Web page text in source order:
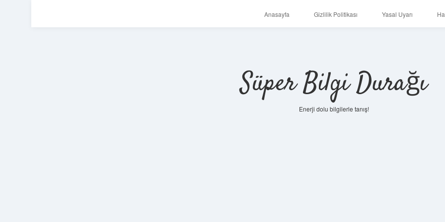
Anasayfa Gizlilik Politikası Yasal Uyarı
Süper Bilgi Durağı
Enerji dolu bilgilerle tanış!